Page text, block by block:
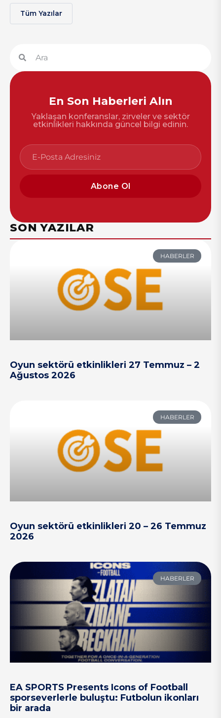
Tüm Yazılar
En Son Haberleri Alın
Yaklaşan konferanslar, zirveler ve sektör
etkinlikleri hakkında güncel bilgi edinin.
Abone Ol
SON YAZILAR
HABERLER
Oyun sektörü etkinlikleri 27 Temmuz – 2
Ağustos 2026
HABERLER
Oyun sektörü etkinlikleri 20 – 26 Temmuz
2026
HABERLER
EA SPORTS Presents Icons of Football
sporseverlerle buluştu: Futbolun ikonları
bir arada